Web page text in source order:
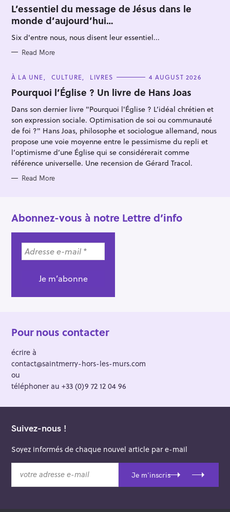
T
E
G
O
I
S
L’essentiel du message de Jésus dans le
monde d’aujourd’hui…
Six d'entre nous, nous disent leur essentiel...
Read More
C
T
E
O
I
E
S
À LA UNE CULTURE LIVRES 4 AUGUST 2026
Pourquoi l’Église ? Un livre de Hans Joas
Dans son dernier livre "Pourquoi l'Église ? L’idéal chrétien et
son expression sociale. Optimisation de soi ou communauté
de foi ?" Hans Joas, philosophe et sociologue allemand, nous
propose une voie moyenne entre le pessimisme du repli et
l’optimisme d’une Église qui se considérerait comme
référence universelle. Une recension de Gérard Tracol.
Read More
Abonnez-vous à notre Lettre d’info
Pour nous contacter
écrire à
contact@saintmerry-hors-les-murs.com
ou
téléphoner au +33 (0)9 72 12 04 96
Suivez-nous !
Soyez informés de chaque nouvel article par e-mail
t
Je m'inscris